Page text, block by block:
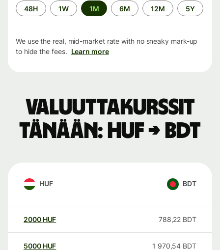
Time
period
48H 1W 1M 6M 12M 5Y
We use the real, mid-market rate with no sneaky mark-up
to hide the fees. Learn more
Valuuttakurssit
tänään: HUF → BDT
HUF BDT
2000 HUF 788,22 BDT
5000 HUF 1 970,54 BDT